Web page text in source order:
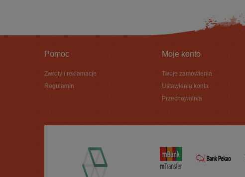
Pomoc
Zwroty i reklamacje
Regulamin
Moje konto
Twoje zamówienia
Ustawienia konta
Przechowalnia